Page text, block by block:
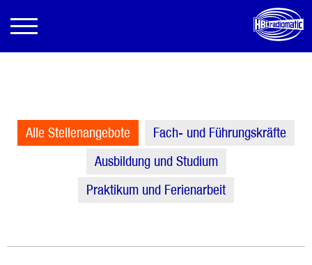
Alle Stellenangebote
Fach- und Führungskräfte
Ausbildung und Studium
Praktikum und Ferienarbeit